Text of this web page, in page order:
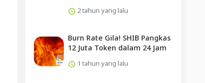
2 tahun yang lalu
Burn Rate Gila! SHIB Pangkas
12 Juta Token dalam 24 Jam
1 tahun yang lalu